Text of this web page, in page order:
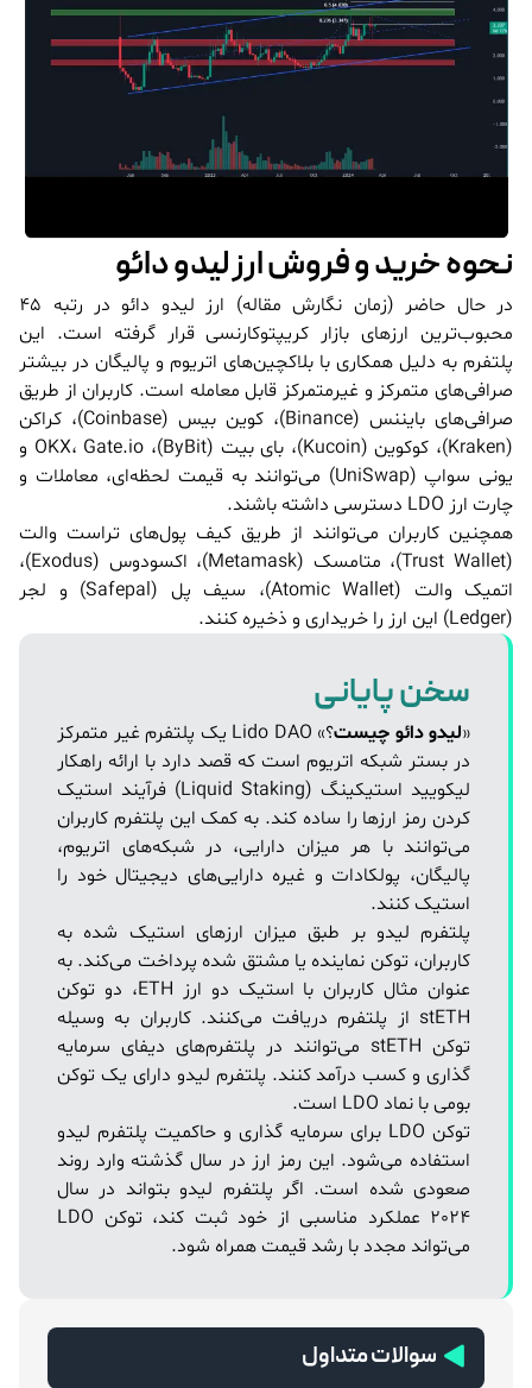
نحوه خرید و فروش ارز لیدو دائو
در حال حاضر (زمان نگارش مقاله) ارز لیدو دائو در رتبه 45
محبوب‌ترین ارزهای بازار کریپتوکارنسی قرار گرفته است. این
پلتفرم به دلیل همکاری با بلاکچین‌های اتریوم و پالیگان در بیشتر
صرافی‌های متمرکز و غیرمتمرکز قابل معامله است. کاربران از طریق
صرافی‌های بایننس (Binance)، کوین بیس (Coinbase)، کراکن
(Kraken)، کوکوین (Kucoin)، بای بیت (ByBit)، OKX، Gate.io و
یونی سواپ (UniSwap) می‌توانند به قیمت لحظه‌ای، معاملات و
چارت ارز LDO دسترسی داشته باشند.
همچنین کاربران می‌توانند از طریق کیف پول‌های تراست والت
(Trust Wallet)، متامسک (Metamask)، اکسودوس (Exodus)،
اتمیک والت (Atomic Wallet)، سیف پل (Safepal) و لجر
(Ledger) این ارز را خریداری و ذخیره کنند.
سخن پایانی
«لیدو دائو چیست
؟» Lido DAO یک پلتفرم غیر متمرکز
در بستر شبکه اتریوم است که قصد دارد با ارائه راهکار
لیکویید استیکینگ (Liquid Staking) فرآیند استیک
کردن رمز ارزها را ساده کند. به کمک این پلتفرم کاربران
می‌توانند با هر میزان دارایی، در شبکه‌های اتریوم،
پالیگان، پولکادات و غیره دارایی‌های دیجیتال خود را
استیک کنند.
پلتفرم لیدو بر طبق میزان ارزهای استیک شده به
کاربران، توکن نماینده یا مشتق شده پرداخت می‌کند. به
عنوان مثال کاربران با استیک دو ارز ETH، دو توکن
stETH از پلتفرم دریافت می‌کنند. کاربران به وسیله
توکن stETH می‌توانند در پلتفرم‌های دیفای سرمایه
گذاری و کسب درآمد کنند. پلتفرم لیدو دارای یک توکن
بومی با نماد LDO است.
توکن LDO برای سرمایه گذاری و حاکمیت پلتفرم لیدو
استفاده می‌شود. این رمز ارز در سال گذشته وارد روند
صعودی شده است. اگر پلتفرم لیدو بتواند در سال
2024 عملکرد مناسبی از خود ثبت کند، توکن LDO
می‌تواند مجدد با رشد قیمت همراه شود.
سوالات متداول